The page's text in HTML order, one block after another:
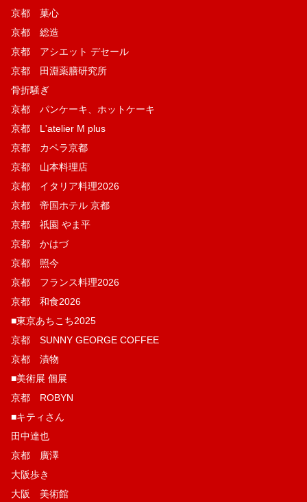
京都 菓​心
京都 総造
京都 アシエット デセール
京都 田淵薬膳研究所
骨折騒ぎ
京都 パンケーキ、ホットケーキ
京都 L'atelier M plus
京都 カペラ京都
京都 山本料理店
京都 イタリア料理2026
京都 帝国ホテル 京都
京都 祇園 やま平
京都 かはづ
京都 照今
京都 フランス料理2026
京都 和食2026
■東京あちこち2025
京都 SUNNY GEORGE COFFEE
京都 漬物
■美術展 個展
京都 ROBYN
■キティさん
田中達也
京都 廣澤
大阪歩き
大阪 美術館